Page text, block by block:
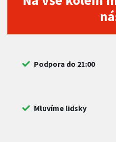
Podpora do 21:00
Mluvíme lidsky